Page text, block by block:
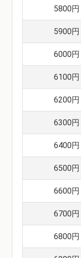
5800円
5900円
6000円
6100円
6200円
6300円
6400円
6500円
6600円
6700円
6800円